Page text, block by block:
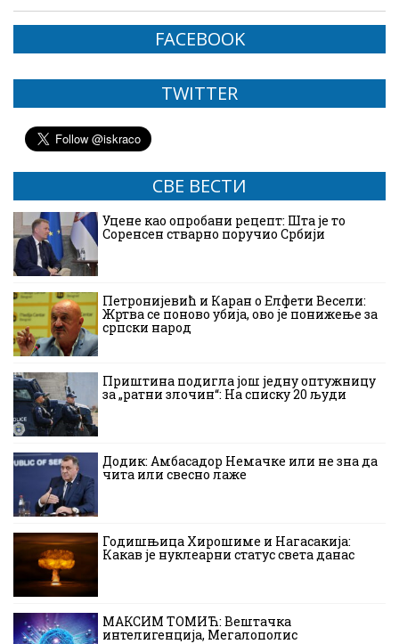
FACEBOOK
TWITTER
СВЕ ВЕСТИ
Уцене као опробани рецепт: Шта је то
Соренсен стварно поручио Србији
Петронијевић и Каран о Елфети Весели:
Жртва се поново убија, ово је понижење за
српски народ
Приштина подигла још једну оптужницу
за „ратни злочин“: На списку 20 људи
Додик: Амбасадор Немачке или не зна да
чита или свесно лаже
Годишњица Хирошиме и Нагасакија:
Какав је нуклеарни статус света данас
МАКСИМ ТОМИЋ: Вештачка
интелигенција, Мегалополис